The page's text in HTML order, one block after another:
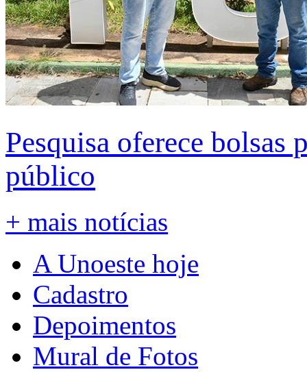
Pesquisa oferece bolsas
público
+ mais notícias
A Unoeste hoje
Cadastro
Depoimentos
Mural de Fotos